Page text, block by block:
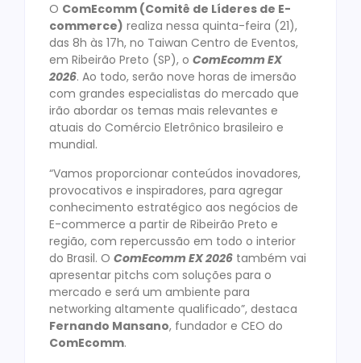
O ComEcomm (Comitê de Líderes de E-
commerce) realiza nessa quinta-feira (21),
das 8h às 17h, no Taiwan Centro de Eventos,
em Ribeirão Preto (SP), o ComEcomm EX
2026. Ao todo, serão nove horas de imersão
com grandes especialistas do mercado que
irão abordar os temas mais relevantes e
atuais do Comércio Eletrônico brasileiro e
mundial.
“Vamos proporcionar conteúdos inovadores,
provocativos e inspiradores, para agregar
conhecimento estratégico aos negócios de
E-commerce a partir de Ribeirão Preto e
região, com repercussão em todo o interior
do Brasil. O ComEcomm EX 2026 também vai
apresentar pitchs com soluções para o
mercado e será um ambiente para
networking altamente qualificado”, destaca
Fernando Mansano, fundador e CEO do
ComEcomm.